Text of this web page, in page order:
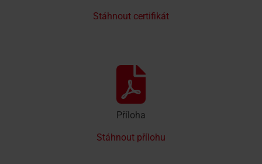
Stáhnout certifikát
Příloha
Stáhnout přílohu